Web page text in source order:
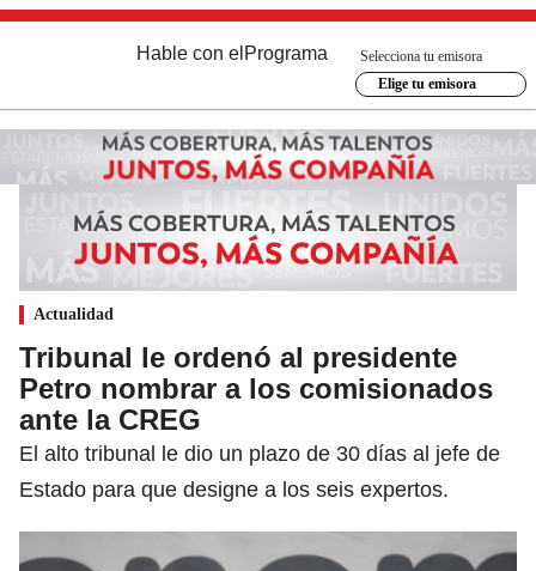
Hable con el Programa
Selecciona tu emisora
Elige tu emisora
Actualidad
Tribunal le ordenó al presidente
Petro nombrar a los comisionados
ante la CREG
El alto tribunal le dio un plazo de 30 días al jefe de
Estado para que designe a los seis expertos.